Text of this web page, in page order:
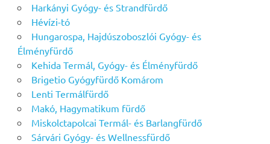
Harkányi Gyógy- és Strandfürdő
Hévízi-tó
Hungarospa, Hajdúszoboszlói Gyógy- és
Élményfürdő
Kehida Termál, Gyógy- és Élményfürdő
Brigetio Gyógyfürdő Komárom
Lenti Termálfürdő
Makó, Hagymatikum fürdő
Miskolctapolcai Termál- és Barlangfürdő
Sárvári Gyógy- és Wellnessfürdő